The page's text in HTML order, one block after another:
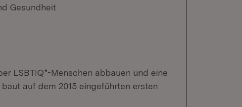
Gesundheit
LSBTIQ*-Menschen abbauen und eine
auf dem 2015 eingeführten ersten